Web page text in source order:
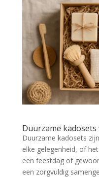
Duurzame
Duurzame kadosets
elke gelegenheid, of
een feestdag of
een zorgvuldig